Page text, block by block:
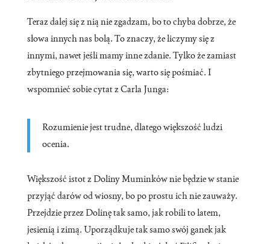
Teraz dalej się z nią nie zgadzam, bo to chyba dobrze, że
słowa innych nas bolą. To znaczy, że liczymy się z
innymi, nawet jeśli mamy inne zdanie. Tylko że zamiast
zbytniego przejmowania się, warto się pośmiać. I
wspomnieć sobie cytat z Carla Junga:
Rozumienie jest trudne, dlatego większość ludzi
ocenia.
Większość istot z Doliny Muminków nie będzie w stanie
przyjąć darów od wiosny, bo po prostu ich nie zauważy.
Przejdzie przez Dolinę tak samo, jak robili to latem,
jesienią i zimą. Uporządkuje tak samo swój ganek jak